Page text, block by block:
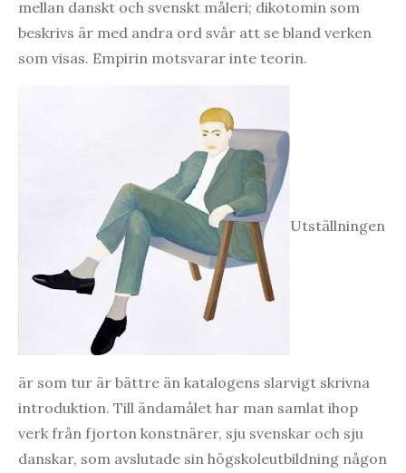
mellan danskt och svenskt måleri; dikotomin som
beskrivs är med andra ord svår att se bland verken
som visas. Empirin motsvarar inte teorin.
Utställningen
är som tur är bättre än katalogens slarvigt skrivna
introduktion. Till ändamålet har man samlat ihop
verk från fjorton konstnärer, sju svenskar och sju
danskar, som avslutade sin högskoleutbildning någon